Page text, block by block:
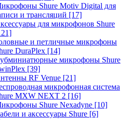
Shure Motiv Digital для
и трансляций [17]
для микрофонов Shure
и петличные микрофоны
DuraPlex [14]
микрофоны Shure
[39]
RF Venue [21]
микрофонная система
MXW NEXT 2 [16]
Shure Nexadyne [10]
и аксессуары Shure [6]